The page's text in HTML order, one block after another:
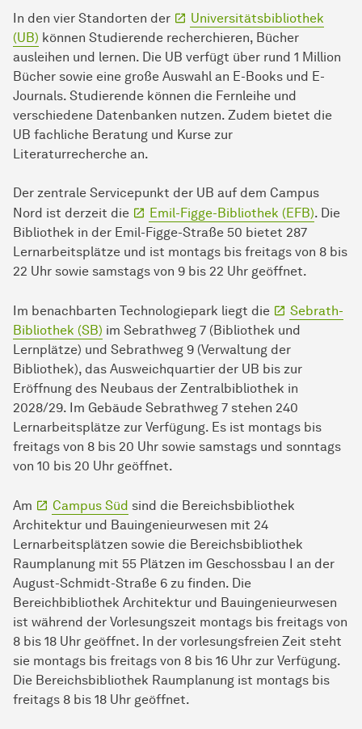
In den vier Standorten der
Universitätsbibliothek
(UB) können Studierende recherchieren, Bücher
ausleihen und lernen. Die UB verfügt über rund 1 Million
Bücher sowie eine große Auswahl an E-Books und E-
Journals. Studierende können die Fernleihe und
verschiedene Datenbanken nutzen. Zudem bietet die
UB fachliche Beratung und Kurse zur
Literaturrecherche an.
Der zentrale Servicepunkt der UB auf dem Campus
Nord ist derzeit die
Emil-Figge-Bibliothek (EFB). Die
Bibliothek in der Emil-Figge-Straße 50 bietet 287
Lernarbeitsplätze und ist montags bis freitags von 8 bis
22 Uhr sowie samstags von 9 bis 22 Uhr geöffnet.
Im benachbarten Technologiepark liegt die
Sebrath-
Bibliothek (SB) im Sebrathweg 7 (Bibliothek und
Lernplätze) und Sebrathweg 9 (Verwaltung der
Bibliothek), das Ausweichquartier der UB bis zur
Eröffnung des Neubaus der Zentralbibliothek in
2028/29. Im Gebäude Sebrathweg 7 stehen 240
Lernarbeitsplätze zur Verfügung. Es ist montags bis
freitags von 8 bis 20 Uhr sowie samstags und sonntags
von 10 bis 20 Uhr geöffnet.
Am Campus Süd sind die Bereichsbibliothek
Architektur und Bauingenieurwesen mit 24
Lernarbeitsplätzen sowie die Bereichsbibliothek
Raumplanung mit 55 Plätzen im Geschossbau I an der
August-Schmidt-Straße 6 zu finden. Die
Bereichbibliothek Architektur und Bauingenieurwesen
ist während der Vorlesungszeit montags bis freitags von
8 bis 18 Uhr geöffnet. In der vorlesungsfreien Zeit steht
sie montags bis freitags von 8 bis 16 Uhr zur Verfügung.
Die Bereichsbibliothek Raumplanung ist montags bis
freitags 8 bis 18 Uhr geöffnet.